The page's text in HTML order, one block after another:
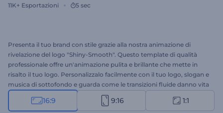
11K+ Esportazioni 5 sec
Presenta il tuo brand con stile grazie alla nostra animazione di
rivelazione del logo "Shiny-Smooth". Questo template di qualità
professionale offre un'animazione pulita e brillante che mette in
risalto il tuo logo. Personalizzalo facilmente con il tuo logo, slogan e
musica di sottofondo e guarda come le transizioni fluide danno vita
al tuo logo. Ideale per campagne di marketing, intro video,
branding aziendale, aperture di presentazioni e molto altro. Crea ora
16:9 9:16 1:1